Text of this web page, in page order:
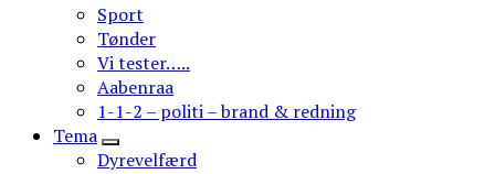
Sport
Tønder
Vi tester…..
Aabenraa
1-1-2 – politi – brand & redning
Tema
Dyrevelfærd